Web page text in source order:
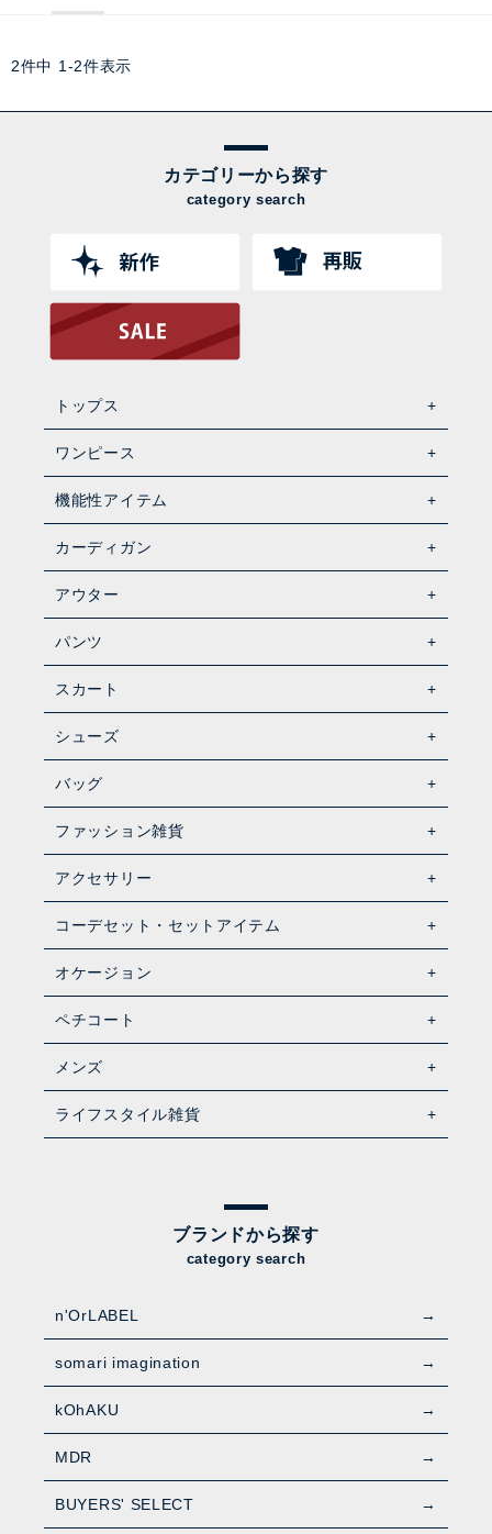
2件中 1 -2件表示
カテゴリーから探す
category search
トップス
ワンピース
機能性アイテム
カーディガン
アウター
パンツ
スカート
シューズ
バッグ
ファッション雑貨
アクセサリー
コーデセット・セットアイテム
オケージョン
ペチコート
メンズ
ライフスタイル雑貨
ブランドから探す
category search
n'OrLABEL
somari imagination
kOhAKU
MDR
BUYERS' SELECT